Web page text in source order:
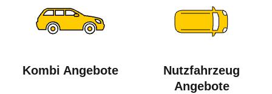
Kombi Angebote
Nutzfahrzeug
Angebote